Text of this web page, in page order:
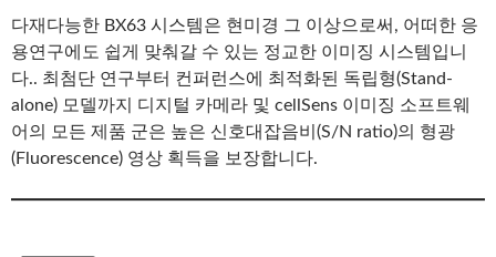
다재다능한 BX63 시스템은 현미경 그 이상으로써, 어떠한 응
용연구에도 쉽게 맞춰갈 수 있는 정교한 이미징 시스템입니
다.. 최첨단 연구부터 컨퍼런스에 최적화된 독립형(Stand-
alone) 모델까지 디지털 카메라 및 cellSens 이미징 소프트웨
어의 모든 제품 군은 높은 신호대잡음비(S/N ratio)의 형광
(Fluorescence) 영상 획득을 보장합니다.